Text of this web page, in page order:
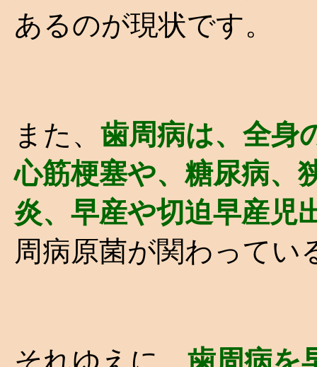
あるのが現状です。
また、 歯周病は、全身
心筋梗塞や、糖尿病、
炎、早産や切迫早産児
周病原菌が関わってい